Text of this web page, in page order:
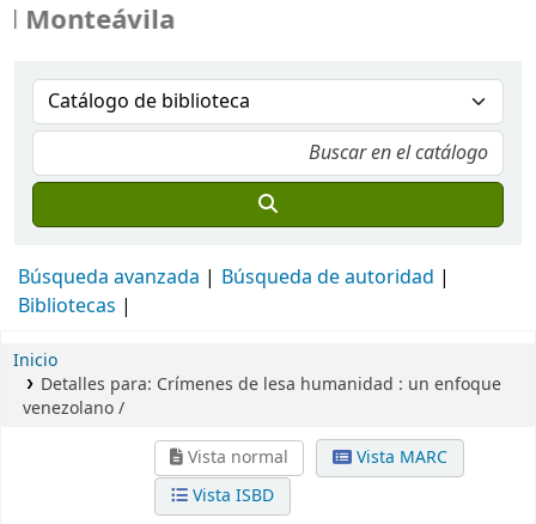
Búsqueda avanzada
Búsqueda de autoridad
Bibliotecas
Inicio
Detalles para: Crímenes de lesa humanidad : un enfoque
venezolano /
Vista normal
Vista MARC
Vista ISBD